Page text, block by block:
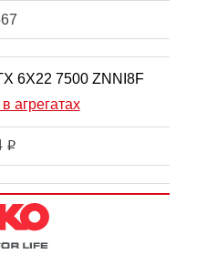
6X22 7500 ZNNI8F
агрегатах
i